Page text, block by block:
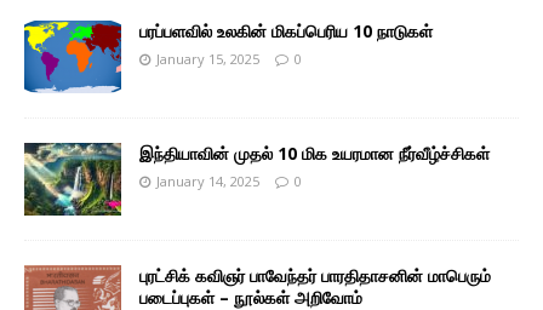
பரப்பளவில் உலகின் மிகப்பெரிய 10 நாடுகள்
January 15, 2025 0
இந்தியாவின் முதல் 10 மிக உயரமான நீர்வீழ்ச்சிகள்
January 14, 2025 0
புரட்சிக் கவிஞர் பாவேந்தர் பாரதிதாசனின் மாபெரும்
படைப்புகள் – நூல்கள் அறிவோம்